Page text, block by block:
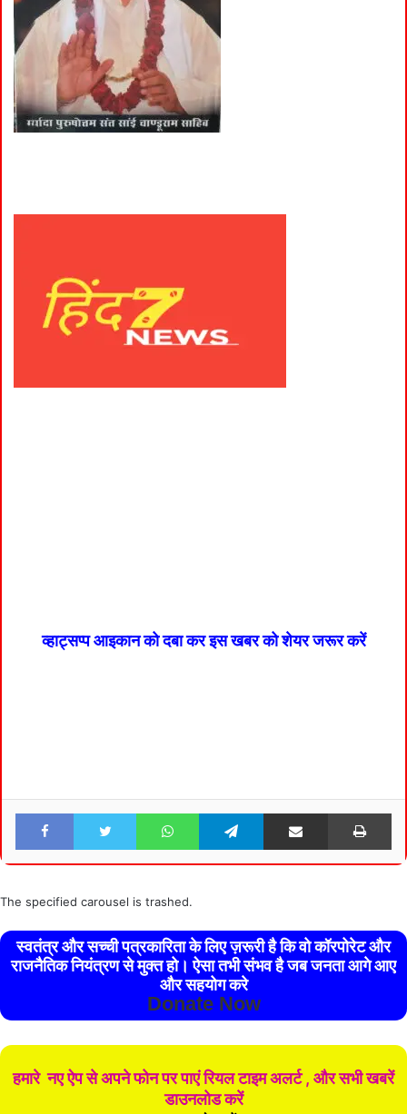
व्हाट्सप्प आइकान को दबा कर इस खबर को शेयर जरूर करें
Facebook Twitter WhatsApp Telegram Share via Email
The specified carousel is trashed.
स्वतंत्र और सच्ची पत्रकारिता के लिए ज़रूरी है कि वो कॉरपोरेट और
राजनैतिक नियंत्रण से मुक्त हो। ऐसा तभी संभव है जब जनता आगे आए
और सहयोग करे
Donate Now
हमारे नए ऐप से अपने फोन पर पाएं रियल टाइम अलर्ट , और सभी खबरें
डाउनलोड करें